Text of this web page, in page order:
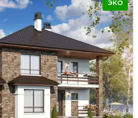
ЭКО